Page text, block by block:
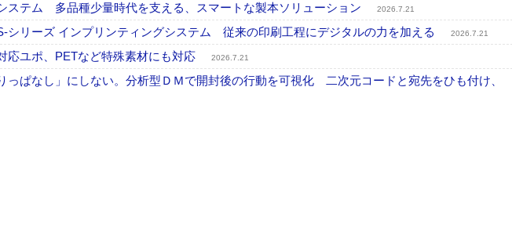
テム 多品種少量時代を支える、スマートな製本ソリューション 2026.7.21
リーズ インプリンティングシステム 従来の印刷工程にデジタルの力を加える 2026.7.21
ユポ、PETなど特殊素材にも対応 2026.7.21
ぱなし」にしない。分析型ＤＭで開封後の行動を可視化 二次元コードと宛先をひも付け、